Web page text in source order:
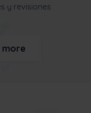
y revisiones
more